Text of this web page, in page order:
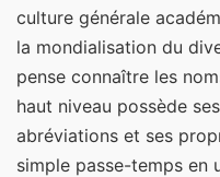
culture générale
la mondialisation du
pense connaître les
haut niveau possède
abréviations et ses
simple passe-temps en